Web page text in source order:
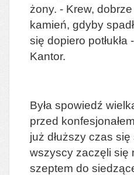
żony. - Krew,
kamień, gdyby
się dopiero potłukła
Kantor.
Była spowiedź
przed
już dłuższy czas się
wszyscy zaczęli się
szeptem do